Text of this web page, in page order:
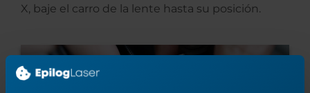
X, baje el carro de la lente hasta su posición.